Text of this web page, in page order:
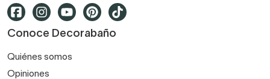
Conoce Decorabaño
Quiénes somos
Opiniones